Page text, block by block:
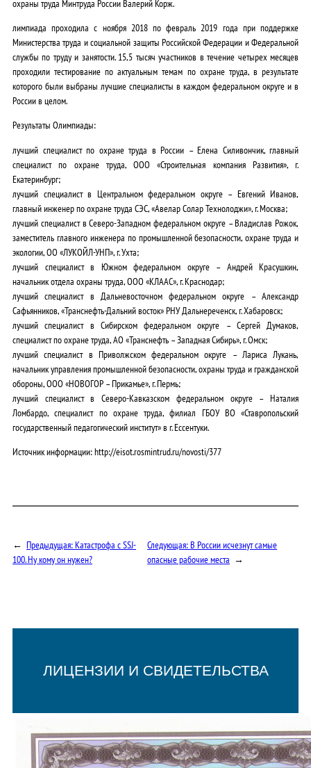
охраны труда Минтруда России Валерий Корж.
лимпиада проходила с ноября 2018 по февраль 2019 года при поддержке
Министерства труда и социальной защиты Российской Федерации и Федеральной
службы по труду и занятости. 15,5 тысяч участников в течение четырех месяцев
проходили тестирование по актуальным темам по охране труда, в результате
которого были выбраны лучшие специалисты в каждом федеральном округе и в
России в целом.
Результаты Олимпиады:
лучший специалист по охране труда в России – Елена Силивончик, главный
специалист по охране труда, ООО «Строительная компания Развития», г.
Екатеринбург;
лучший специалист в Центральном федеральном округе – Евгений Иванов,
главный инженер по охране труда СЭС, «Авелар Солар Технолоджи», г. Москва;
лучший специалист в Северо-Западном федеральном округе – Владислав Рожок,
заместитель главного инженера по промышленной безопасности, охране труда и
экологии, ОО «ЛУКОЙЛ-УНП», г. Ухта;
лучший специалист в Южном федеральном округе – Андрей Красушкин,
начальник отдела охраны труда, ООО «КЛААС», г. Краснодар;
лучший специалист в Дальневосточном федеральном округе – Александр
Сафьянников, «Транснефть-Дальний восток» РНУ Дальнереченск, г. Хабаровск;
лучший специалист в Сибирском федеральном округе – Сергей Думаков,
специалист по охране труда, АО «Транснефть – Западная Сибирь», г. Омск;
лучший специалист в Приволжском федеральном округе – Лариса Лукань,
начальник управления промышленной безопасности, охраны труда и гражданской
обороны, ООО «НОВОГОР – Прикамье», г. Пермь;
лучший специалист в Северо-Кавказском федеральном округе – Наталия
Ломбардо, специалист по охране труда, филиал ГБОУ ВО «Ставропольский
государственный педагогический институт» в г. Ессентуки.
Источник информации: http://eisot.rosmintrud.ru/novosti/377
← Предыдущая:Катастрофа с SSJ-
100. Ну кому он нужен?
Следующая:В России исчезнут самые
опасные рабочие места →
ЛИЦЕНЗИИ И СВИДЕТЕЛЬСТВА